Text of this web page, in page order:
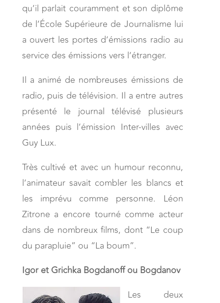
qu’il parlait couramment et son diplôme
de l’École Supérieure de Journalisme lui
a ouvert les portes d’émissions radio au
service des émissions vers l’étranger.
Il a animé de nombreuses émissions de
radio, puis de télévision. Il a entre autres
présenté le journal télévisé plusieurs
années puis l’émission Inter-villes avec
Guy Lux.
Très cultivé et avec un humour reconnu,
l’animateur savait combler les blancs et
les imprévu comme personne. Léon
Zitrone a encore tourné comme acteur
dans de nombreux films, dont “Le coup
du parapluie” ou “La boum”.
Igor et Grichka Bogdanoff ou Bogdanov
Les deux